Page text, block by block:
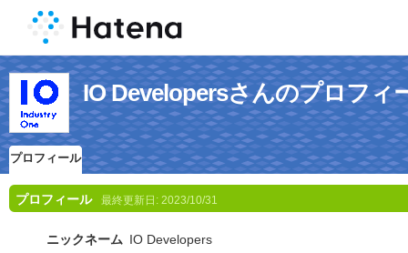
IO Developersさんのプロフィ
プロフィール
プロフィール 最終更新日: 2023/10/31
ニックネーム IO Developers